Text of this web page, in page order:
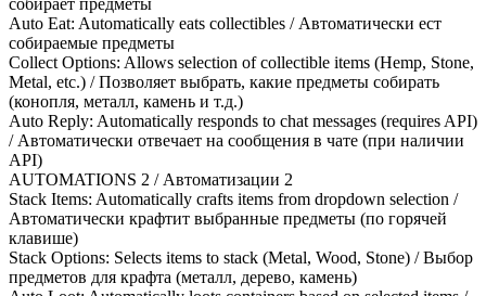
Auto Eat: Automatically eats collectibles / Автоматически ест
собираемые предметы
Collect Options: Allows selection of collectible items (Hemp, Stone,
Metal, etc.) / Позволяет выбрать, какие предметы собирать
(конопля, металл, камень и т.д.)
Auto Reply: Automatically responds to chat messages (requires API)
/ Автоматически отвечает на сообщения в чате (при наличии
API)
AUTOMATIONS 2 / Автоматизации 2
Stack Items: Automatically crafts items from dropdown selection /
Автоматически крафтит выбранные предметы (по горячей
клавише)
Stack Options: Selects items to stack (Metal, Wood, Stone) / Выбор
предметов для крафта (металл, дерево, камень)